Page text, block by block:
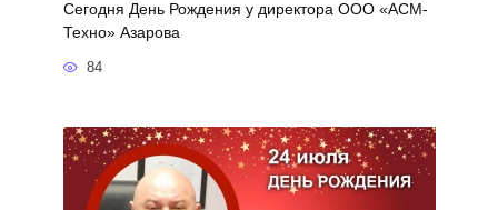
Сегодня День Рождения у директора ООО «АСМ-
Техно» Азарова
84